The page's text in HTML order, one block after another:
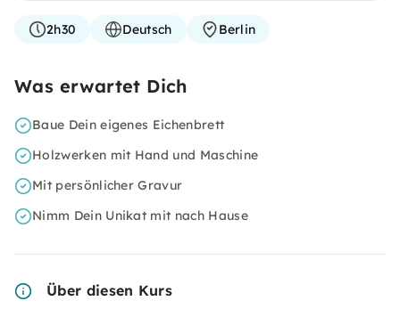
2h30 Deutsch Berlin
Was erwartet Dich
Baue Dein eigenes Eichenbrett
Holzwerken mit Hand und Maschine
Mit persönlicher Gravur
Nimm Dein Unikat mit nach Hause
Über diesen Kurs